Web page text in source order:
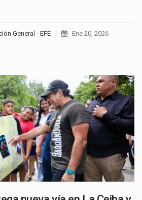
General - EFE Ene 20, 2026